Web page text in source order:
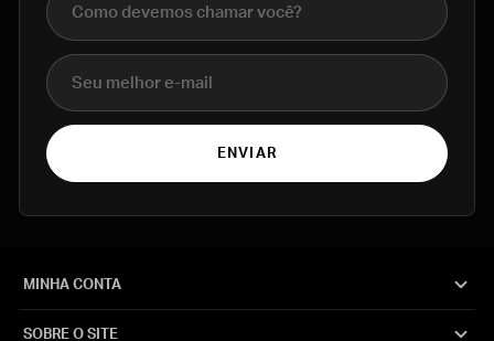
E-mail
ENVIAR
MINHA CONTA
SOBRE O SITE